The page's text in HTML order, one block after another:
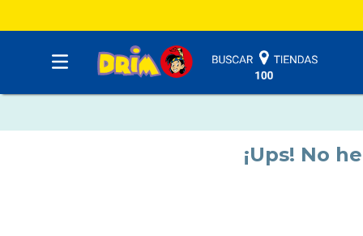
¡Ups! No